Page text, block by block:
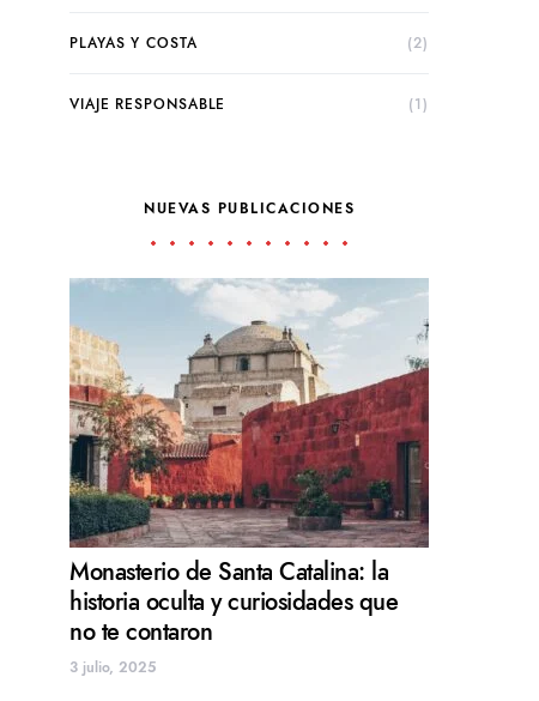
PLAYAS Y COSTA (2)
VIAJE RESPONSABLE (1)
NUEVAS PUBLICACIONES
Monasterio de Santa Catalina: la
historia oculta y curiosidades que
no te contaron
3 julio, 2025